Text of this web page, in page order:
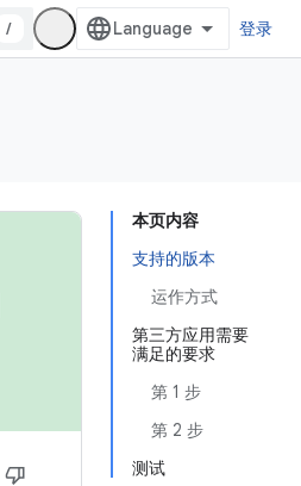
/ 登录
本页内容
支持的版本
运作方式
第三方应用需要
满足的要求
第 1 步
第 2 步
测试